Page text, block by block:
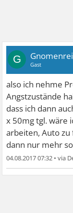
G Gast
also ich nehme
Angstzustände
dass ich dann
x 50mg tgl. wäre
arbeiten, Auto zu
dann nur mehr
04.08.2017 07:32 •